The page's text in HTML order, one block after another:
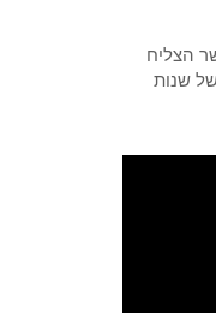
הצליח
שנות